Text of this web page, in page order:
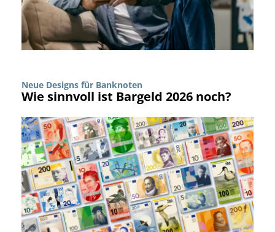
Neue Designs für Banknoten
Wie sinnvoll ist Bargeld 2026 noch?